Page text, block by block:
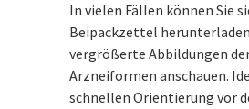
In vielen Fällen können Sie
Beipackzettel
vergrößerte Abbildungen
Arzneiformen anschauen.
schnellen Orientierung vor